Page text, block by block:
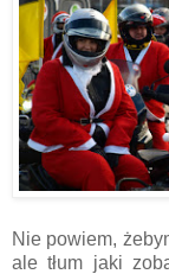
Nie powiem,
ale tłum jaki